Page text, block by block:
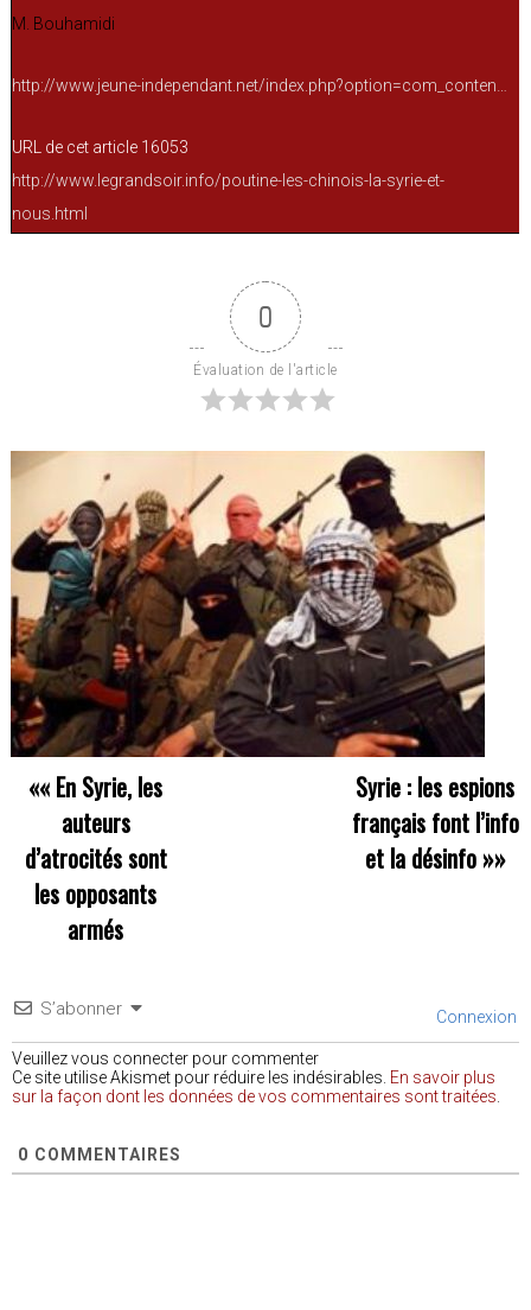
M. Bouhamidi
http://www.jeune-independant.net/index.php?option=com_conten…
URL de cet article 16053
http://www.legrandsoir.info/poutine-les-chinois-la-syrie-et-
nous.html
0
Évaluation de l'article
«« En Syrie, les
auteurs
d’atrocités sont
les opposants
armés
Syrie : les espions
français font l’info
et la désinfo»»
S’abonner Connexion
Veuillez vous connecter pour commenter
Ce site utilise Akismet pour réduire les indésirables. En savoir plus
sur la façon dont les données de vos commentaires sont traitées
0 COMMENTAIRES